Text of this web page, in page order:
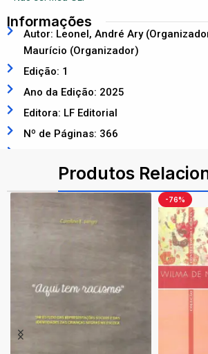
Informações
Autor: Leonel, André Ary
Maurício (Organizador)
Edição: 1
Ano da Edição: 2025
Editora: LF Editorial
Nº de Páginas: 366
Produtos
-76%